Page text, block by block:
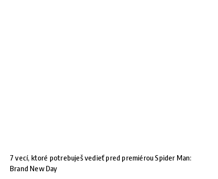
7 vecí, ktoré potrebuješ vedieť pred premiérou Spider Man:
Brand New Day